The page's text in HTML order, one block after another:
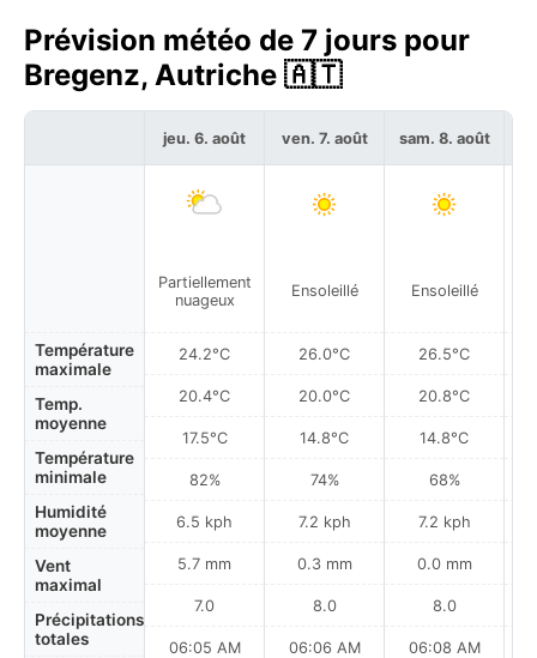
Prévision météo de 7 jours pour
Bregenz, Autriche 🇦🇹
Température
maximale
Temp.
moyenne
Température
minimale
Humidité
moyenne
Vent
maximal
Précipitations
totales
jeu. 6. août
Partiellement
nuageux
24.2°C
20.4°C
17.5°C
82%
6.5 kph
5.7 mm
7.0
06:05 AM
ven. 7. août
Ensoleillé
26.0°C
20.0°C
14.8°C
74%
7.2 kph
0.3 mm
8.0
06:06 AM
sam. 8. août
Ensoleillé
26.5°C
20.8°C
14.8°C
68%
7.2 kph
0.0 mm
8.0
06:08 AM